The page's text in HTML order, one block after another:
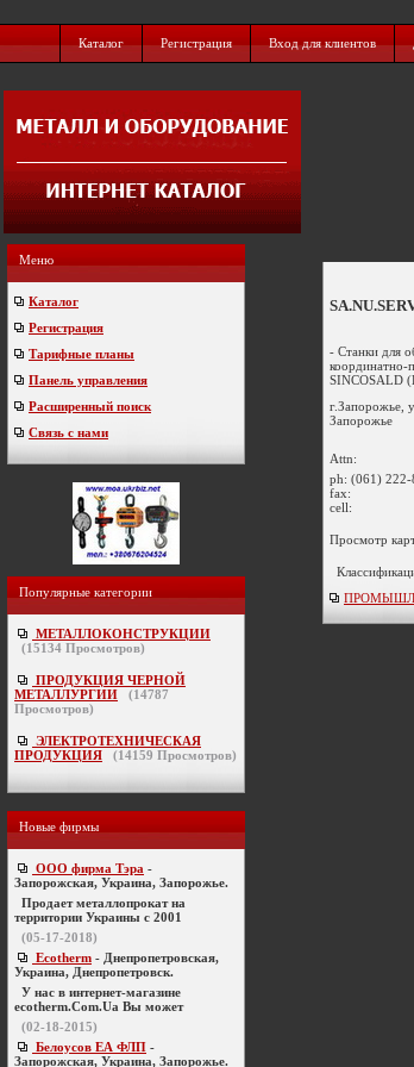
Каталог Регистрация Вход для клиентов
Меню
Каталог
Регистрация
Тарифные планы
Панель управления
Расширенный поиск
Связь с нами
Популярные категории
МЕТАЛЛОКОНСТРУКЦИИ
(15134 Просмотров)
ПРОДУКЦИЯ ЧЕРНОЙ
МЕТАЛЛУРГИИ
(14787
Просмотров)
ЭЛЕКТРОТЕХНИЧЕСКАЯ
ПРОДУКЦИЯ
(14159 Просмотров)
Новые фирмы
ООО фирма Тэра -
Запорожская, Украина, Запорожье.
Продает металлопрокат на
территории Украины с 2001
(05-17-2018)
Ecotherm - Днепропетровская,
Украина, Днепропетровск.
У нас в интернет-магазине
ecotherm.Com.Ua Вы может
(02-18-2015)
Белоусов ЕА ФЛП -
Запорожская, Украина, Запорожье.
- Станки для
SINCOSALD
г.Запорожье,
Запорожье
Attn:
ph: (061)
fax:
cell:
Просмотр